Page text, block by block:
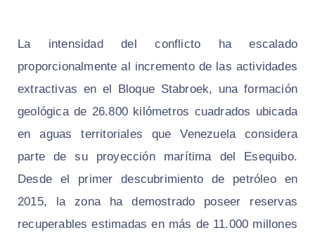
La intensidad del conflicto ha escalado
proporcionalmente al incremento de las actividades
extractivas en el Bloque Stabroek, una formación
geológica de 26.800 kilómetros cuadrados ubicada
en aguas territoriales que Venezuela considera
parte de su proyección marítima del Esequibo.
Desde el primer descubrimiento de petróleo en
2015, la zona ha demostrado poseer reservas
recuperables estimadas en más de 11.000 millones